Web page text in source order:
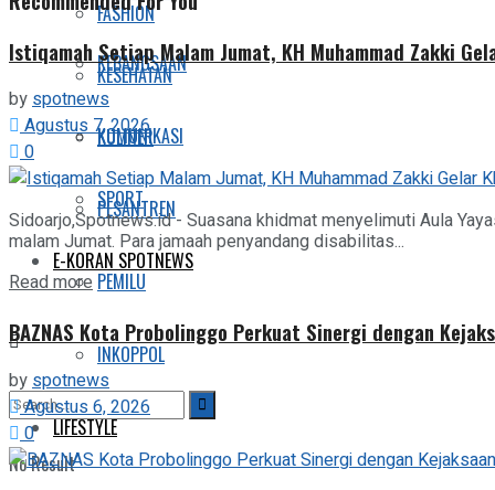
FASHION
KESEHATAN
KULINER
SPORT
E-KORAN SPOTNEWS
No Result
KEBANGSAAN
KOMUNIKASI
PESANTREN
PEMILU
INKOPPOL
LIFESTYLE
Istiqamah Setiap Malam Jumat, KH Muhammad Zakki
byspotnews
Agustus 7, 2026
0
Sidoarjo,Spotnews.id - Suasana khidmat menyelimuti Aula
malam Jumat. Para jamaah penyandang disabilitas...
Read more Details
BAZNAS Kota Probolinggo Perkuat Sinergi dengan
by spotnews
Agustus 6, 2026
0